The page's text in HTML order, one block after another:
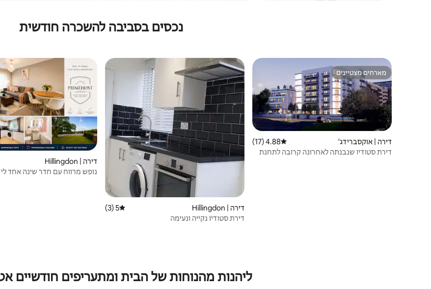
נכסים בסביבה להשכרה חודשית
מארחים מצטיינים
מארחים מצטיינים
דירה | אוקסברידג' דירוג ממוצע של 4.88 מתוך 5, 17 ביקורות
4.88 (17)
דירת סטודיו שנבנתה לאחרונה קרובה לתחנת
דירה | Hillingdon דירוג ממוצע של 5 מתוך 5, 3 ביקורות
5 (3)
דירת סטודיו נקייה ונעימה
דירה | Hillingdon
נופש מרווח עם חדר שינה אחד
ליהנות מהנוחות של הבית ומתעריפים חודשיים